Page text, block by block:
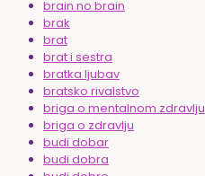
brain no brain
brak
brat
brat i sestra
bratka ljubav
bratsko rivalstvo
briga o mentalnom zdravlju
briga o zdravlju
budi dobar
budi dobra